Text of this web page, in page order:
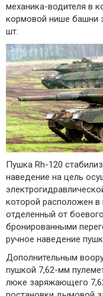
механика-водителя в
кормовой нише башни
шт.
Пушка Rh-120
наведение на цель
которой расположен
отделенный от
бронированными
ручное наведение
Дополнительным
пушкой 7,62-мм
люке заряжающего